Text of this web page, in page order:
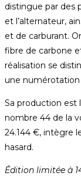
distingue par des
et l’alternateur,
et de carburant.
fibre de carbone
réalisation se
une numérotation
Sa production est
nombre 44 de la
24.144 €, intègre
hasard.
Édition limitée à